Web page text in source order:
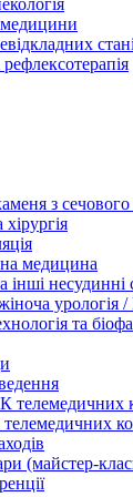
медицини
з сечового
медицина
інші несудинні
урологія
та
телемедичних
телемедичних
(майстер-